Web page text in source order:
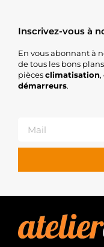
Inscrivez-vous à
En vous abonnant à
de tous les bons
piècesclimatisation,
démarreurs.